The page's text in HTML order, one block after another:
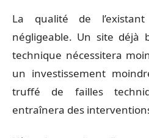
La qualité de
négligeable. Un site déjà
technique nécessitera
un investissement
truffé de failles
entraînera des